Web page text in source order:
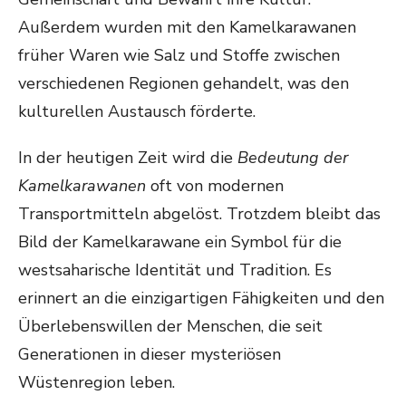
Außerdem wurden mit den Kamelkarawanen
früher Waren wie Salz und Stoffe zwischen
verschiedenen Regionen gehandelt, was den
kulturellen Austausch förderte.
In der heutigen Zeit wird die Bedeutung der
Kamelkarawanen oft von modernen
Transportmitteln abgelöst. Trotzdem bleibt das
Bild der Kamelkarawane ein Symbol für die
westsaharische Identität und Tradition. Es
erinnert an die einzigartigen Fähigkeiten und den
Überlebenswillen der Menschen, die seit
Generationen in dieser mysteriösen
Wüstenregion leben.